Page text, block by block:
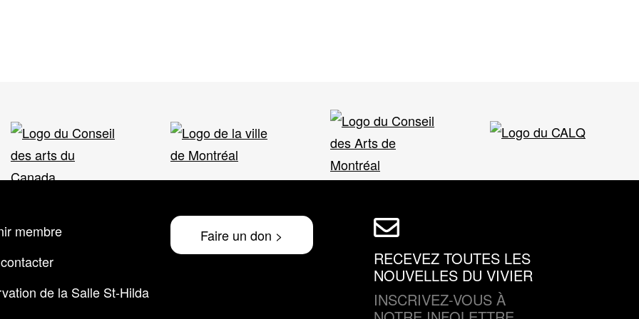
membre
de la Salle St-Hilda
Faire un don >
RECEVEZ TOUTES LES
NOUVELLES DU VIVIER
INSCRIVEZ-VOUS À